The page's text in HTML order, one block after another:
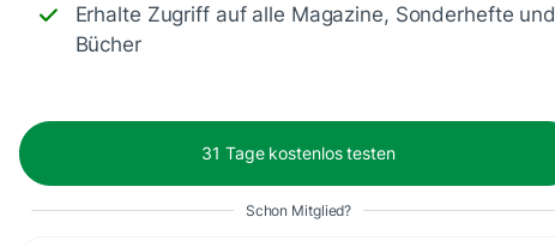
Erhalte Zugriff auf alle Magazine, Sonderhefte und
Bücher
31 Tage kostenlos testen
Schon Mitglied?